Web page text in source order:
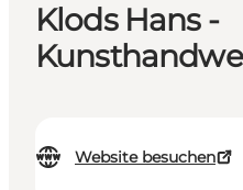
Klods Hans -
Website besuchen